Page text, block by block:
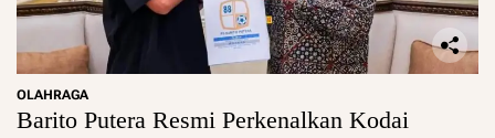
OLAHRAGA
Barito Putera Resmi Perkenalkan Kodai